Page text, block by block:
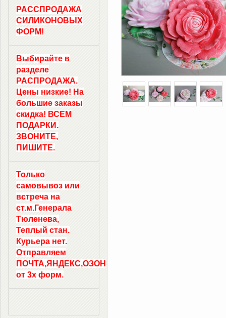
РАССПРОДАЖА
СИЛИКОНОВЫХ
ФОРМ!
Выбирайте в
разделе
РАСПРОДАЖА.
Цены низкие! На
большие заказы
скидка! ВСЕМ
ПОДАРКИ.
ЗВОНИТЕ,
ПИШИТЕ.
Только
самовывоз или
встреча на
ст.м.Генерала
Тюленева,
Теплый стан.
Курьера нет.
Отправляем
ПОЧТА,ЯНДЕКС,ОЗОН
от 3х форм.